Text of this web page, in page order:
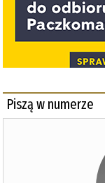
Piszą w numerze